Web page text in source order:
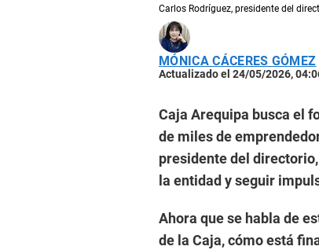
Carlos Rodríguez, presidente del
MÓNICA CÁCERES GÓMEZ
Actualizado el 24/05/2026,
Caja Arequipa busca el
de miles de
presidente del
la entidad y seguir
Ahora que se habla de
de la Caja, cómo está